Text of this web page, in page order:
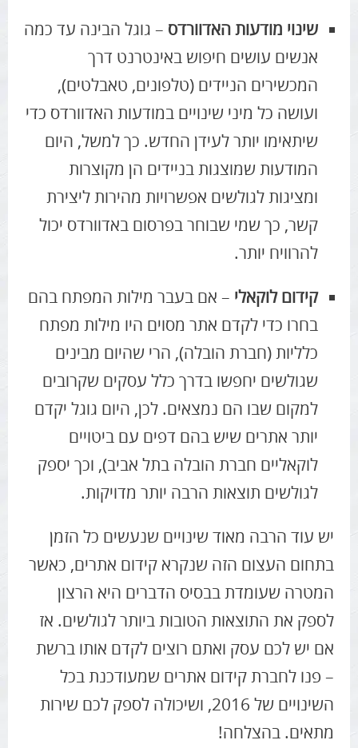
שינוי מודעות האדוורדס – גוגל הבינה עד כמה
אנשים עושים חיפוש באינטרנט דרך
המכשירים הניידים (טלפונים, טאבלטים),
ועושה כל מיני שינויים במודעות האדוורדס כדי
שיתאימו יותר לעידן החדש. כך למשל, היום
המודעות שמוצגות בניידים הן מקוצרות
ומציגות לגולשים אפשרויות מהירות ליצירת
קשר, כך שמי שבוחר בפרסום באדוורדס יכול
להרוויח יותר.
קידום לוקאלי – אם בעבר מילות המפתח בהם
בחרו כדי לקדם אתר מסוים היו מילות מפתח
כלליות (חברת הובלה), הרי שהיום מבינים
שגולשים יחפשו בדרך כלל עסקים שקרובים
למקום שבו הם נמצאים. לכן, היום גוגל יקדם
יותר אתרים שיש בהם דפים עם ביטויים
לוקאליים חברת הובלה בתל אביב), וכך יספק
לגולשים תוצאות הרבה יותר מדויקות.
יש עוד הרבה מאוד שינויים שנעשים כל הזמן
בתחום העצום הזה שנקרא קידום אתרים, כאשר
המטרה שעומדת בבסיס הדברים היא הרצון
לספק את התוצאות הטובות ביותר לגולשים. אז
אם יש לכם עסק ואתם רוצים לקדם אותו ברשת
– פנו לחברת קידום אתרים שמעודכנת בכל
השינויים של 2016, ושיכולה לספק לכם שירות
מתאים. בהצלחה!